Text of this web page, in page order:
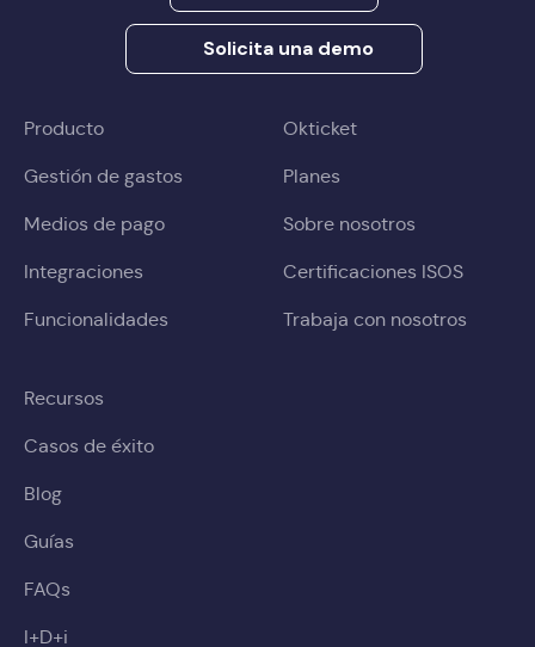
Solicita una demo
Producto
Gestión de gastos
Medios de pago
Integraciones
Funcionalidades
Okticket
Planes
Sobre nosotros
Certificaciones ISOS
Trabaja con nosotros
Recursos
Casos de éxito
Blog
Guías
FAQs
I+D+i